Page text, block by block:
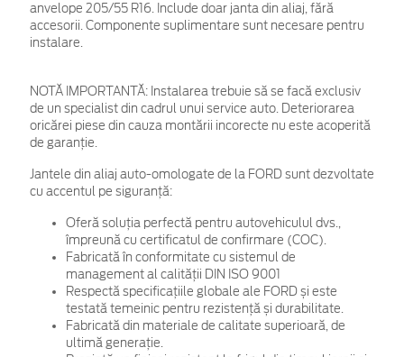
anvelope 205/55 R16. Include doar janta din aliaj, fără
accesorii. Componente suplimentare sunt necesare pentru
instalare.
NOTĂ IMPORTANTĂ: Instalarea trebuie să se facă exclusiv
de un specialist din cadrul unui service auto. Deteriorarea
oricărei piese din cauza montării incorecte nu este acoperită
de garanţie.
Jantele din aliaj auto-omologate de la FORD sunt dezvoltate
cu accentul pe siguranță:
Oferă soluția perfectă pentru autovehiculul dvs.,
împreună cu certificatul de confirmare (COC).
Fabricată în conformitate cu sistemul de
management al calității DIN ISO 9001
Respectă specificațiile globale ale FORD și este
testată temeinic pentru rezistență și durabilitate.
Fabricată din materiale de calitate superioară, de
ultimă generație.